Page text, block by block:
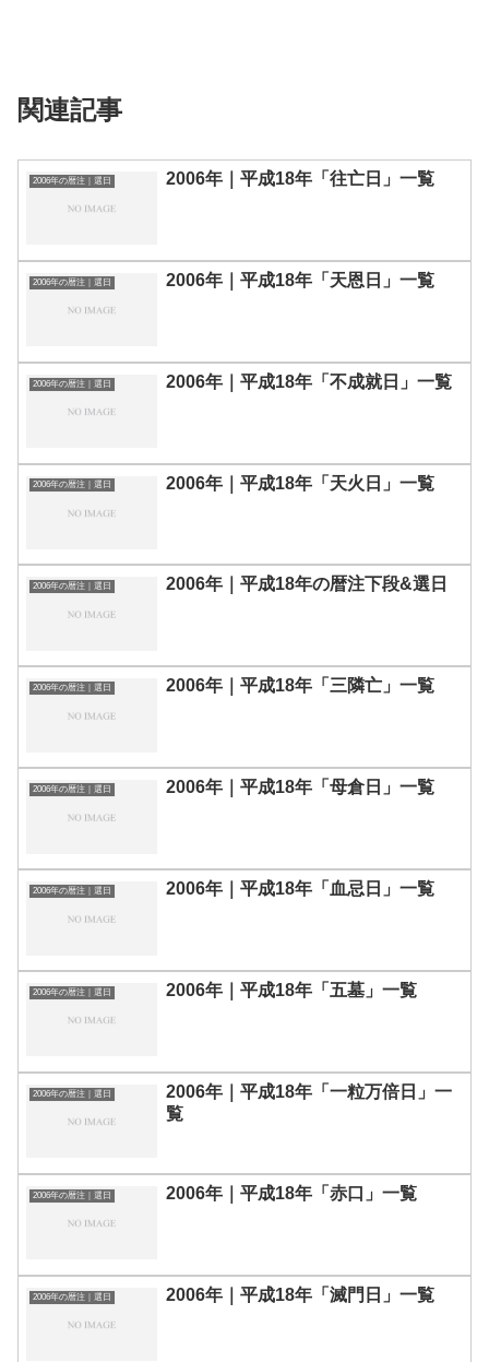
関連記事
2006年の暦注｜選日 2006年｜平成18年「往亡日」一覧
2006年の暦注｜選日 2006年｜平成18年「天恩日」一覧
2006年の暦注｜選日 2006年｜平成18年「不成就日」一覧
2006年の暦注｜選日 2006年｜平成18年「天火日」一覧
2006年の暦注｜選日 2006年｜平成18年の暦注下段&選日
2006年の暦注｜選日 2006年｜平成18年「三隣亡」一覧
2006年の暦注｜選日 2006年｜平成18年「母倉日」一覧
2006年の暦注｜選日 2006年｜平成18年「血忌日」一覧
2006年の暦注｜選日 2006年｜平成18年「五墓」一覧
2006年の暦注｜選日
2006年｜平成18年「一粒万倍日」一
覧
2006年の暦注｜選日 2006年｜平成18年「赤口」一覧
2006年の暦注｜選日 2006年｜平成18年「滅門日」一覧